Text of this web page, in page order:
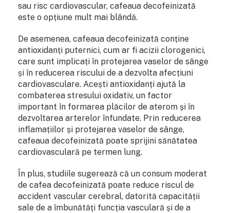
sau risc cardiovascular, cafeaua decofeinizată
este o opțiune mult mai blândă.
De asemenea, cafeaua decofeinizată conține
antioxidanți puternici, cum ar fi acizii clorogenici,
care sunt implicați în protejarea vaselor de sânge
și în reducerea riscului de a dezvolta afecțiuni
cardiovasculare. Acești antioxidanți ajută la
combaterea stresului oxidativ, un factor
important în formarea plăcilor de aterom și în
dezvoltarea arterelor înfundate. Prin reducerea
inflamațiilor și protejarea vaselor de sânge,
cafeaua decofeinizată poate sprijini sănătatea
cardiovasculară pe termen lung.
În plus, studiile sugerează că un consum moderat
de cafea decofeinizată poate reduce riscul de
accident vascular cerebral, datorită capacității
sale de a îmbunătăți funcția vasculară și de a